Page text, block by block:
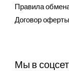
Правила
Договор оферты
Мы в